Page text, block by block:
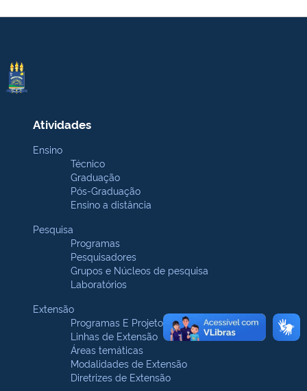
Atividades
Ensino
Técnico
Graduação
Pós-Graduação
Ensino a distância
Pesquisa
Programas
Pesquisadores
Grupos e Núcleos de pesquisa
Laboratórios
Extensão
Programas E Projetos
Linhas de Extensão
Áreas temáticas
Modalidades de Extensão
Diretrizes de Extensão